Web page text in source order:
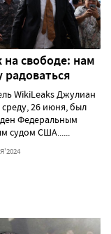
на свободе: нам
радоваться
WikiLeaks Джулиан
26 июня, был
Федеральным
судом США......